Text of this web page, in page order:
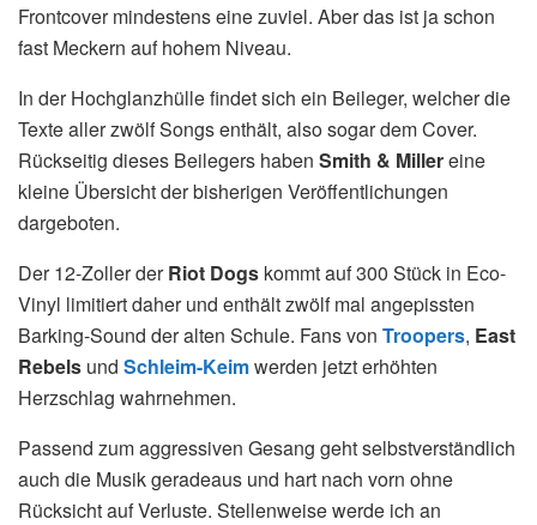
Frontcover mindestens eine zuviel. Aber das ist ja schon
fast Meckern auf hohem Niveau.
In der Hochglanzhülle findet sich ein Beileger, welcher die
Texte aller zwölf Songs enthält, also sogar dem Cover.
Rückseitig dieses Beilegers haben Smith & Millereine
kleine Übersicht der bisherigen Veröffentlichungen
dargeboten.
Der 12-Zoller derRiot Dogs kommt auf 300 Stück in Eco-
Vinyl limitiert daher und enthält zwölf mal angepissten
Barking-Sound der alten Schule. Fans von Troopers, East
Rebels und Schleim-Keimwerden jetzt erhöhten
Herzschlag wahrnehmen.
Passend zum aggressiven Gesang geht selbstverständlich
auch die Musik geradeaus und hart nach vorn ohne
Rücksicht auf Verluste. Stellenweise werde ich an